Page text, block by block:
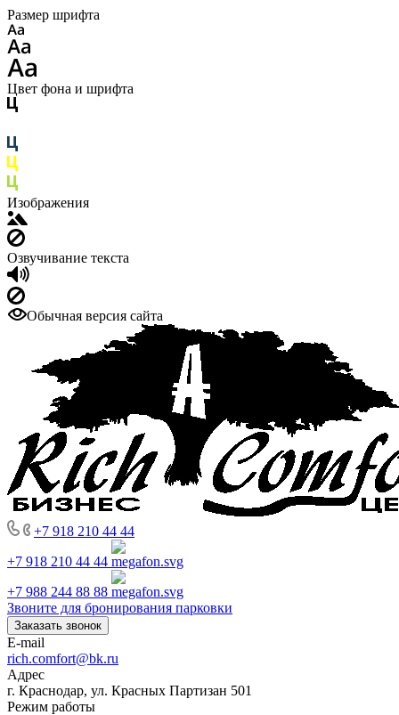
Размер шрифта
Цвет фона и шрифта
Изображения
Озвучивание текста
Обычная версия сайта
+7 918 210 44 44
+7 918 210 44 44
+7 988 244 88 88
Звоните для бронирования парковки
Заказать звонок
E-mail
rich.comfort@bk.ru
Адрес
г. Краснодар, ул. Красных Партизан 501
Режим работы